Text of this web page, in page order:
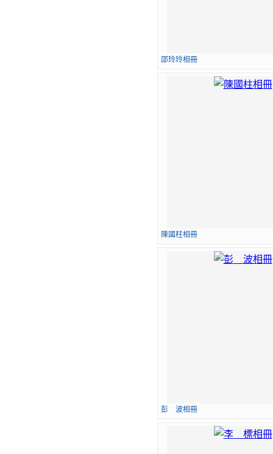
邵玲玲相冊
陳國柱相冊
彭 波相冊